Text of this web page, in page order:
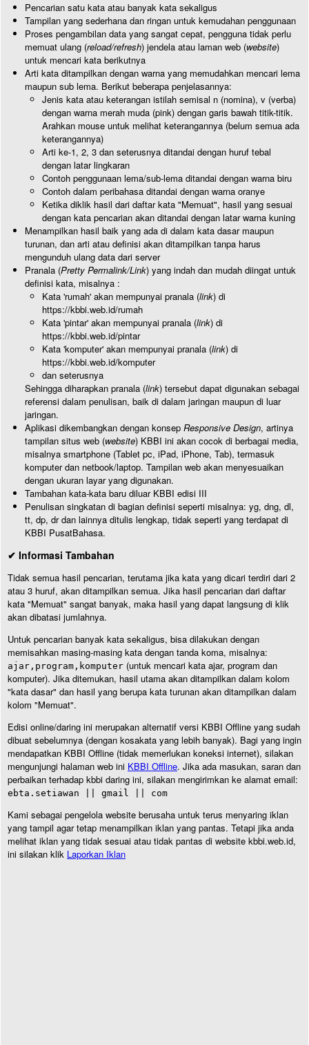
Pencarian satu kata atau banyak kata sekaligus
Tampilan yang sederhana dan ringan untuk kemudahan penggunaan
Proses pengambilan data yang sangat cepat, pengguna tidak perlu
memuat ulang (reload/refresh) jendela atau laman web (website)
untuk mencari kata berikutnya
Arti kata ditampilkan dengan warna yang memudahkan mencari lema
maupun sub lema. Berikut beberapa penjelasannya:
Jenis kata atau keterangan istilah semisal n (nomina), v (verba)
dengan warna merah muda (pink) dengan garis bawah titik-titik.
Arahkan mouse untuk melihat keterangannya (belum semua ada
keterangannya)
Arti ke-1, 2, 3 dan seterusnya ditandai dengan huruf tebal
dengan latar lingkaran
Contoh penggunaan lema/sub-lema ditandai dengan warna biru
Contoh dalam peribahasa ditandai dengan warna oranye
Ketika diklik hasil dari daftar kata "Memuat", hasil yang sesuai
dengan kata pencarian akan ditandai dengan latar warna kuning
Menampilkan hasil baik yang ada di dalam kata dasar maupun
turunan, dan arti atau definisi akan ditampilkan tanpa harus
mengunduh ulang data dari server
Pranala (Pretty Permalink/Link) yang indah dan mudah diingat untuk
definisi kata, misalnya :
Kata 'rumah' akan mempunyai pranala (link) di
https://kbbi.web.id/rumah
Kata 'pintar' akan mempunyai pranala (link) di
https://kbbi.web.id/pintar
Kata 'komputer' akan mempunyai pranala (link) di
https://kbbi.web.id/komputer
dan seterusnya
Sehingga diharapkan pranala (link) tersebut dapat digunakan sebagai
referensi dalam penulisan, baik di dalam jaringan maupun di luar
jaringan.
Aplikasi dikembangkan dengan konsep Responsive Design, artinya
tampilan situs web (website) KBBI ini akan cocok di berbagai media,
misalnya smartphone (Tablet pc, iPad, iPhone, Tab), termasuk
komputer dan netbook/laptop. Tampilan web akan menyesuaikan
dengan ukuran layar yang digunakan.
Tambahan kata-kata baru diluar KBBI edisi III
Penulisan singkatan di bagian definisi seperti misalnya: yg, dng, dl,
tt, dp, dr dan lainnya ditulis lengkap, tidak seperti yang terdapat di
KBBI PusatBahasa.
✔ Informasi Tambahan
Tidak semua hasil pencarian, terutama jika kata yang dicari terdiri dari 2
atau 3 huruf, akan ditampilkan semua. Jika hasil pencarian dari daftar
kata "Memuat" sangat banyak, maka hasil yang dapat langsung di klik
akan dibatasi jumlahnya.
Untuk pencarian banyak kata sekaligus, bisa dilakukan dengan
memisahkan masing-masing kata dengan tanda koma, misalnya:
ajar,program,komputer (untuk mencari kata ajar, program dan
komputer). Jika ditemukan, hasil utama akan ditampilkan dalam kolom
"kata dasar" dan hasil yang berupa kata turunan akan ditampilkan dalam
kolom "Memuat".
Edisi online/daring ini merupakan alternatif versi KBBI Offline yang sudah
dibuat sebelumnya (dengan kosakata yang lebih banyak). Bagi yang ingin
mendapatkan KBBI Offline (tidak memerlukan koneksi internet), silakan
mengunjungi halaman web ini KBBI Offline. Jika ada masukan, saran dan
perbaikan terhadap kbbi daring ini, silakan mengirimkan ke alamat email:
ebta.setiawan || gmail || com
Kami sebagai pengelola website berusaha untuk terus menyaring iklan
yang tampil agar tetap menampilkan iklan yang pantas. Tetapi jika anda
melihat iklan yang tidak sesuai atau tidak pantas di website kbbi.web.id,
ini silakan klik Laporkan Iklan